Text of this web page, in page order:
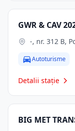
GWR & CAV
-, nr. 312 B,
Autoturisme
Detalii stație
BIG MET